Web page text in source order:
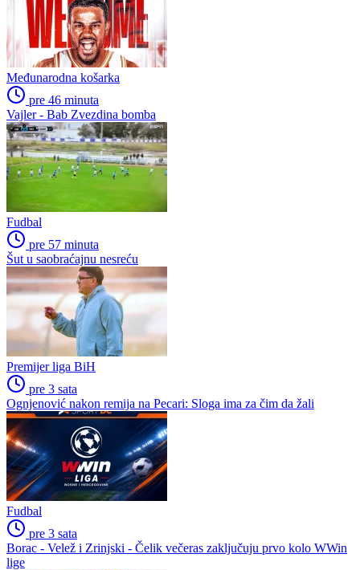
Međunarodna košarka
pre 46 minuta
Vajler - Bab Zvezdina bomba
Fudbal
pre 57 minuta
Šut u saobraćajnu nesreću
Premijer liga BiH
pre 3 sata
Ognjenović nakon remija na Pecari: Sloga ima za čim da žali
Fudbal
pre 3 sata
Borac - Velež i Zrinjski - Čelik večeras zaključuju prvo kolo WWin
lige